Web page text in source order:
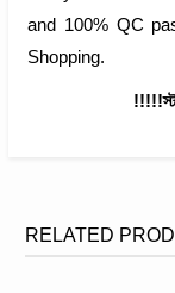
and 100% QC
Shopping.
RELATED